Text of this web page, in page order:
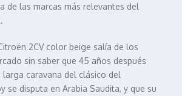
de las marcas más relevantes del
2CV color beige salía de los
sin saber que 45 años después
caravana del clásico del
se disputa en Arabia Saudita, y que su